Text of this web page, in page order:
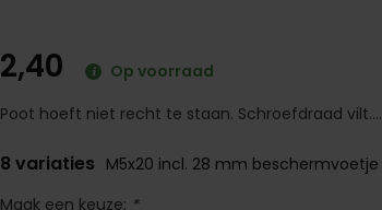
2,40
Op voorraad
Poot hoeft niet recht te staan. Schroefdraad vilt....
8 variaties M5x20 incl. 28 mm beschermvoetje
Maak een keuze: *